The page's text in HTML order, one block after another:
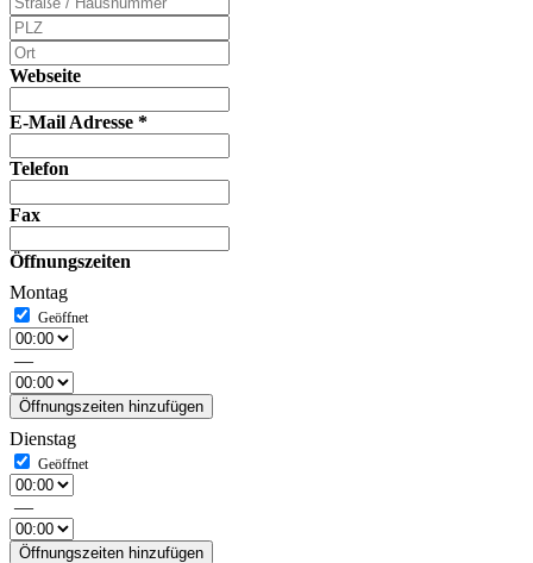
Webseite
E-Mail Adresse *
Telefon
Fax
Öffnungszeiten
Montag
—
Öffnungszeiten hinzufügen
Dienstag
—
Öffnungszeiten hinzufügen